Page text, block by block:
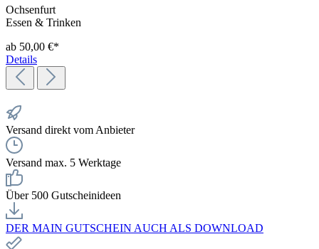
Ochsenfurt
Essen & Trinken
ab 50,00 €*
Details
Versand direkt vom Anbieter
Versand max. 5 Werktage
Über 500 Gutscheinideen
DER MAIN GUTSCHEIN AUCH ALS DOWNLOAD